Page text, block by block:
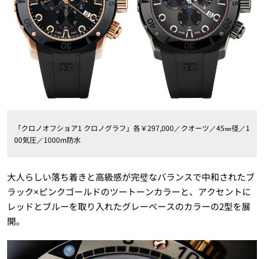
「クロノオフショア1 クロノグラフ」各￥297,000／クオーツ／45㎜径／1
00気圧／1000m防水
大人らしい落ち着きと高級感が完璧なバランスで中和されたブ
ラック×ピンクゴールドのツートーンカラーと、アクセントに
レッドとブルーを取り入れたグレーベースのカラーの2型を展
開。